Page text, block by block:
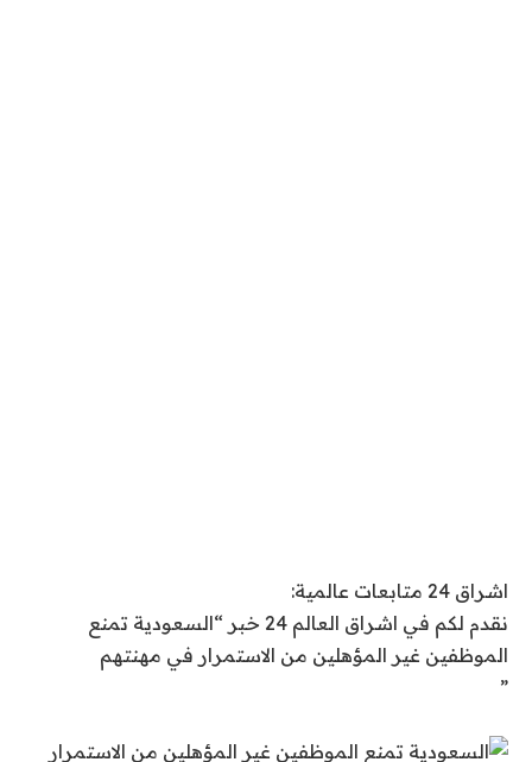
اشراق 24 متابعات عالمية:
نقدم لكم في اشراق العالم 24 خبر “السعودية تمنع
الموظفين غير المؤهلين من الاستمرار في مهنتهم
”